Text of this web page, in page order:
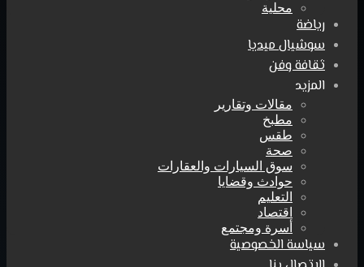
محلية
رياضة
سوشيال ميديا
ثقافة وفن
المزيد
مقالات وتقارير
مطبخ
طقس
صحة
سوق السيارات والعقارات
حوادث وقضايا
التعليم
اقتصاد
أسرة ومجتمع
سياسة الخصوصية